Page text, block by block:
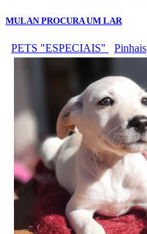
MULAN PROCURA UM LAR
PETS "ESPECIAIS" Pinhais